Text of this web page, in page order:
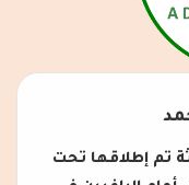
تم إطلاقها تحت